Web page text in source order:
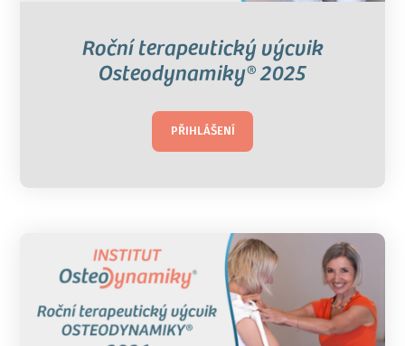
Roční terapeutický výcvik
Osteodynamiky® 2025
PŘIHLÁŠENÍ